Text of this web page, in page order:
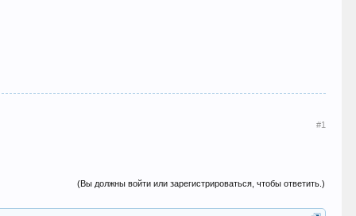
#1
(Вы должны войти или зарегистрироваться, чтобы ответить.)